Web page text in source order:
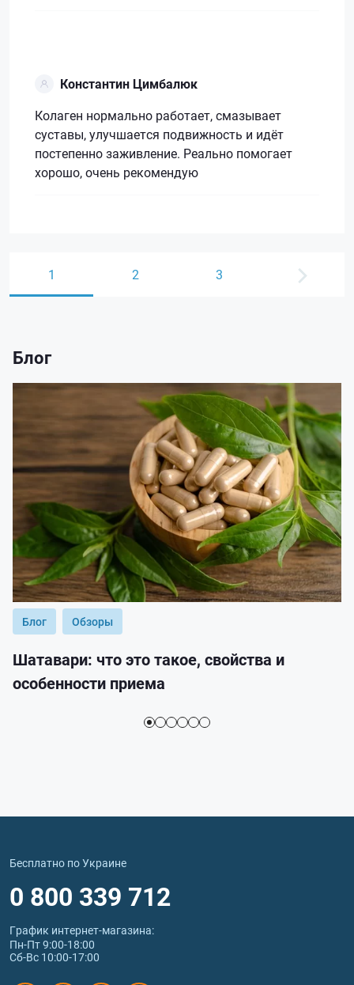
Константин Цимбалюк
Колаген нормально работает, смазывает
суставы, улучшается подвижность и идёт
постепенно заживление. Реально помогает
хорошо, очень рекомендую
1 2 3
Блог
Блог Обзоры
Шатавари: что это такое, свойства и
особенности приема
Бесплатно по Украине
0 800 339 712
График интернет‑магазина:
Пн-Пт 9:00-18:00
Сб-Вс 10:00-17:00